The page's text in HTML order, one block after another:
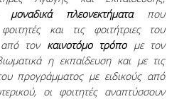
ΤΟ ΠΡΟΓΡΑΜΜΑ
ΤΟΥ ΠΡΟΓΡΑΜΜΑΤΟΣ ΕΙΠΑΝ...
ΣΤΟ ΠΡΟΓΡΑΜΜΑ
μοναδικά πλεονεκτήματα που
και τις φοιτήτριες του
τονκαινοτόμο τρόπο με τον
η εκπαίδευση και με τις
προγράμματος με ειδικούς από
οι φοιτητές αναπτύσσουν